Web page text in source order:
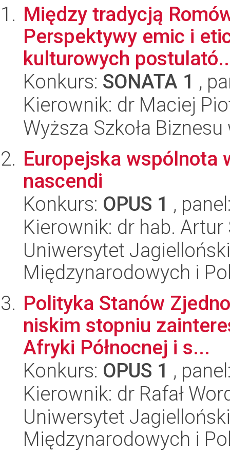
Między tradycją
Perspektywy emic i
kulturowych
Konkurs: SONATA 1 ,
Kierownik: dr Maciej
Wyższa Szkoła
Europejska wspólnota
nascendi
Konkurs: OPUS 1 ,
Kierownik: dr hab. Artur
Uniwersytet
Międzynarodowych i
Polityka Stanów
niskim stopniu
Afryki Północnej i s...
Konkurs: OPUS 1 ,
Kierownik: dr Rafał
Uniwersytet
Międzynarodowych i